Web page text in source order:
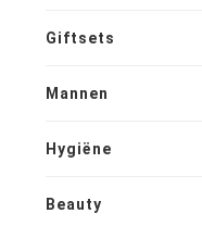
Giftsets
Mannen
Hygiëne
Beauty